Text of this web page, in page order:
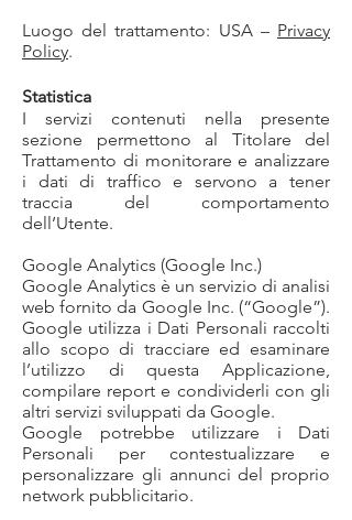
Luogo del trattamento: USA – Privacy
Policy.
Statistica
I servizi contenuti nella presente
sezione permettono al Titolare del
Trattamento di monitorare e analizzare
i dati di traffico e servono a tener
traccia del comportamento
dell’Utente.
Google Analytics (Google Inc.)
Google Analytics è un servizio di analisi
web fornito da Google Inc. (“Google”).
Google utilizza i Dati Personali raccolti
allo scopo di tracciare ed esaminare
l’utilizzo di questa Applicazione,
compilare report e condividerli con gli
altri servizi sviluppati da Google.
Google potrebbe utilizzare i Dati
Personali per contestualizzare e
personalizzare gli annunci del proprio
network pubblicitario.